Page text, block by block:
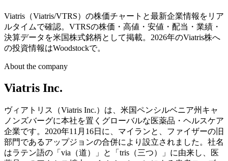
Viatris（Viatris/VTRS）の株価チャートと最新企業情報をリア
ルタイムで確認。VTRSの株価・高値・安値・配当・業績・
決算データを米国株式銘柄として掲載。2026年のViatris株へ
の投資情報はWoodstockで。
About the company
Viatris Inc.
ヴィアトリス（Viatris Inc.）は、米国ペンシルベニア州キャ
ノンズバーグに本社を置くグローバルな医薬品・ヘルスケア
企業です。2020年11月16日に、マイランと、ファイザーの旧
部門であるアップジョンの合併により設立されました。社名
はラテン語の「via（道）」と「tris（三つ）」に由来し、医